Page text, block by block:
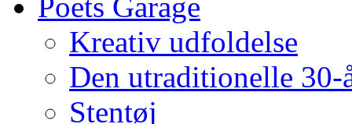
Kreativ udfoldelse
Den utraditionelle
Stentøj